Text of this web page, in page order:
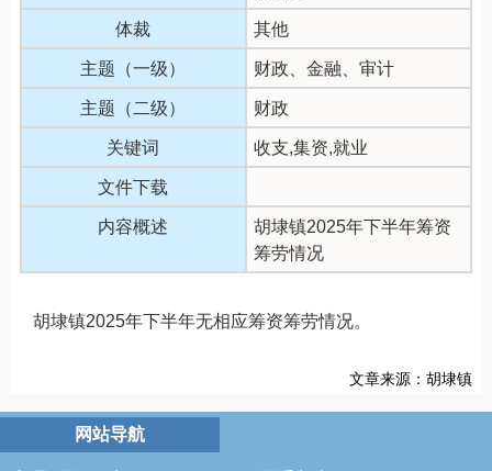
体裁 其他
主题（一级） 财政、金融、审计
主题（二级） 财政
关键词 收支,集资,就业
文件下载
内容概述
胡埭镇2025年下半年筹资
筹劳情况
胡埭镇2025年下半年无相应筹资筹劳情况。
文章来源：胡埭镇